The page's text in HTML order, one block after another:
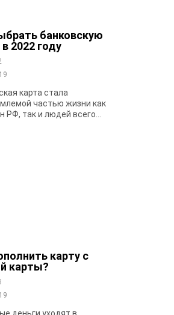
банковскую
в 2022 году
карта стала
частью жизни как
РФ, так и людей всего...
карту с
карты?